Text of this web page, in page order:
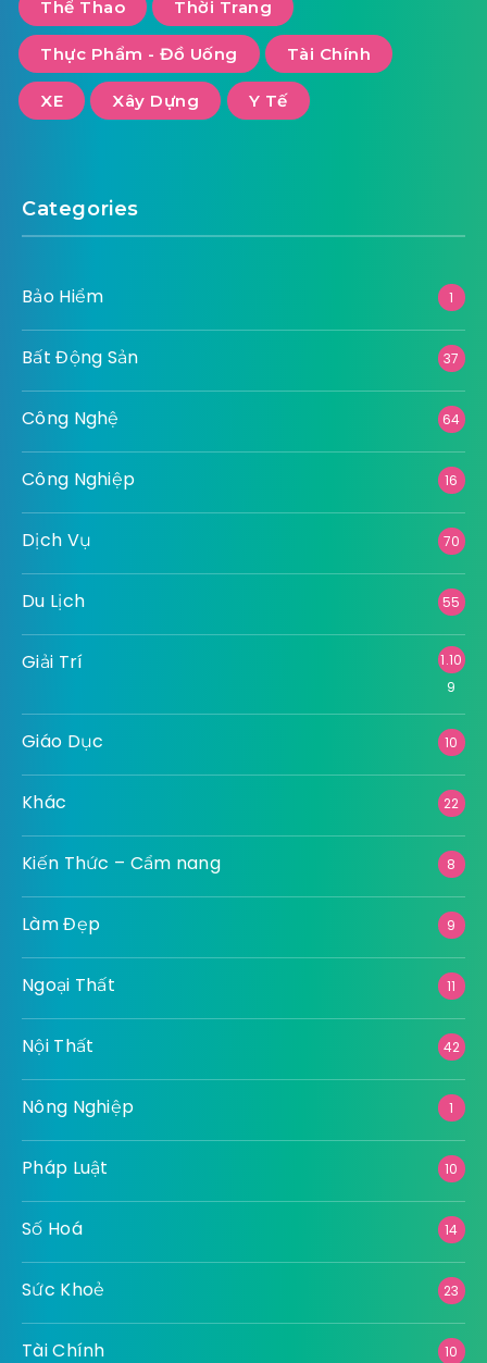
Thể Thao Thời Trang
Thực Phẩm - Đồ Uống Tài Chính
XE Xây Dựng Y Tế
Categories
Bảo Hiểm 1
Bất Động Sản 37
Công Nghệ 64
Công Nghiệp 16
Dịch Vụ 70
Du Lịch 55
Giải Trí
1.10
9
Giáo Dục 10
Khác 22
Kiến Thức – Cẩm nang 8
Làm Đẹp 9
Ngoại Thất 11
Nội Thất 42
Nông Nghiệp 1
Pháp Luật 10
Số Hoá 14
Sức Khoẻ 23
Tài Chính 10